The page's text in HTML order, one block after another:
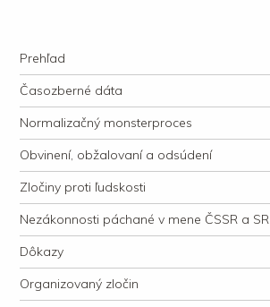
justície
Navigation
Skip to content
Prehľad
Časozberné dáta
Normalizačný monsterproces
Obvinení, obžalovaní a odsúdení
Zločiny proti ľudskosti
Nezákonnosti páchané v mene ČSSR a SR
Dôkazy
Organizovaný zločin